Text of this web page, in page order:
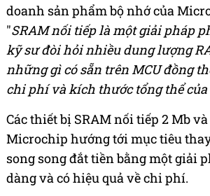
doanh sản phẩm bộ nhớ của
"SRAM nối tiếp là một giải pháp
kỹ sư đòi hỏi nhiều dung lượng
những gì có sẵn trên MCU đồng
chi phí và kích thước tổng thể của
Các thiết bị SRAM nối tiếp 2 Mb
Microchip hướng tới mục tiêu
song song đắt tiền bằng một giải
dàng và có hiệu quả về chi phí.